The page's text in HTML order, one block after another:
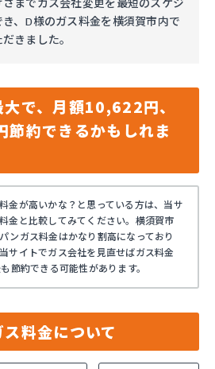
までガス会社変更を最短のスケジ
、D様のガス料金を横須賀市内で
きました。
で、月額10,622円、
約できるかもしれま
金が高いかな？と思っている方は、当サ
金と比較してみてください。横須賀市
ンガス料金はかなり割高になっており
サイトでガス会社を見直せばガス料金
節約できる可能性があります。
料金について